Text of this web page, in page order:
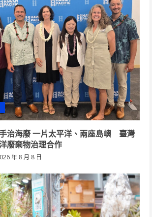
治海廢 一片太平洋、兩座島嶼 臺灣
廢棄物治理合作
年 8 月 8 日